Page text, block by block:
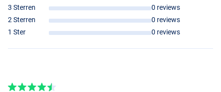
3 Sterren
0 reviews
2 Sterren
0 reviews
1 Ster
0 reviews